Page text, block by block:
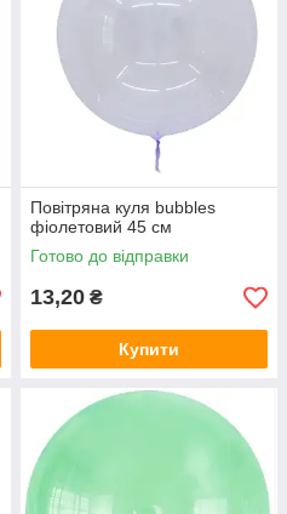
Повітряна куля bubbles
фіолетовий 45 см
Готово до відправки
13,20 ₴
Купити